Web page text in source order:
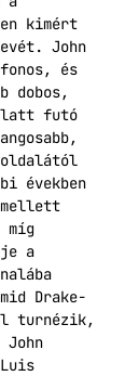
kimért
John
és
dobos,
alatt futó
oldalától
években
míg
a
Drake-
turnézik,